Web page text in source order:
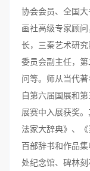
协会会员、全国
画社高级专家顾
长，三秦艺术研
委员会副主任，
问等。师从当代
自第六届国展和
展赛中入展获奖
法家大辞典》、
百部辞书和作品
处纪念馆、碑林